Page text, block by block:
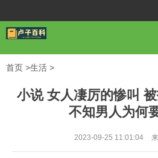
首页 >生活 >
小说 女人凄厉的惨叫
不知男人为何
2023-09-25 11:01:04